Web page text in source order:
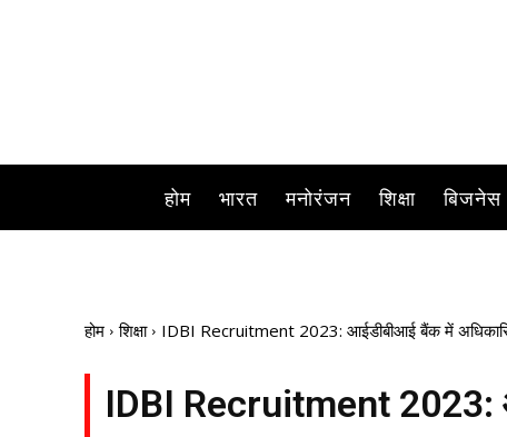
होम भारत मनोरंजन शिक्षा बिजनेस
होम शिक्षा IDBI Recruitment 2023: आईडीबीआई बैंक में
IDBI Recruitment 2023: